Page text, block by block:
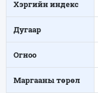
Хэргийн индекс
Дугаар
Огноо
Маргааны төрөл